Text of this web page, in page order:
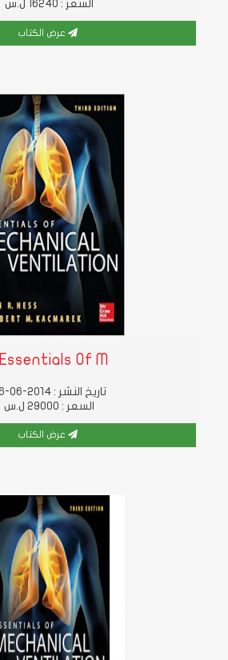
السعر : 16240 ل.س
عرض الكتاب
Essentials Of M...
تاريخ النشر : 2014-06-06
السعر : 29000 ل.س
عرض الكتاب